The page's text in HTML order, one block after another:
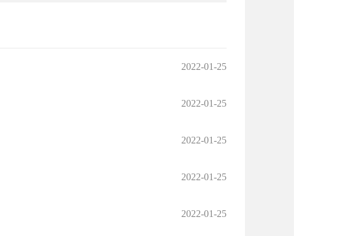
2022-01-25
2022-01-25
2022-01-25
2022-01-25
2022-01-25